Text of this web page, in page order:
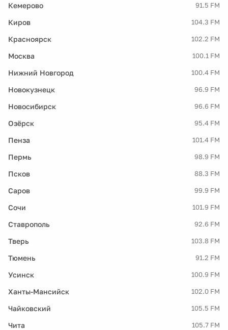
Кемерово 91.5 FM
Киров 104.3 FM
Красноярск 102.2 FM
Москва 100.1 FM
Нижний Новгород 100.4 FM
Новокузнецк 96.9 FM
Новосибирск 96.6 FM
Озёрск 95.4 FM
Пенза 101.4 FM
Пермь 98.9 FM
Псков 88.3 FM
Саров 99.9 FM
Сочи 101.9 FM
Ставрополь 92.6 FM
Тверь 103.8 FM
Тюмень 91.2 FM
Усинск 100.9 FM
Ханты-Мансийск 102.0 FM
Чайковский 105.5 FM
Чита 105.7 FM